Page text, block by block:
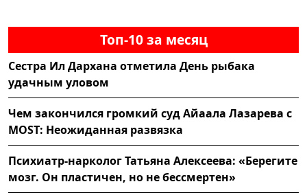
Топ-10 за месяц
Сестра Ил Дархана отметила День рыбака
удачным уловом
Чем закончился громкий суд Айаала Лазарева с
MOST: Неожиданная развязка
Психиатр-нарколог Татьяна Алексеева: «Берегите
мозг. Он пластичен, но не бессмертен»